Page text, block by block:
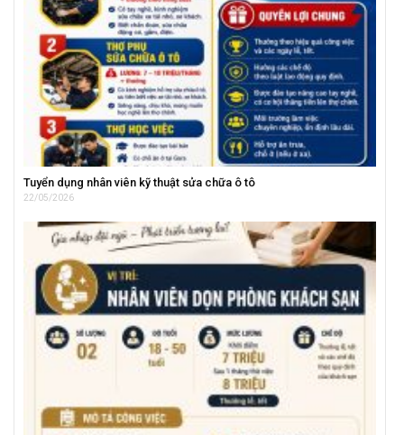
Tuyển dụng nhân viên kỹ thuật sửa chữa ô tô
22/05/2026